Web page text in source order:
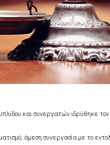
και συνεργατών ιδρύθηκε
άμεση συνεργασία με το